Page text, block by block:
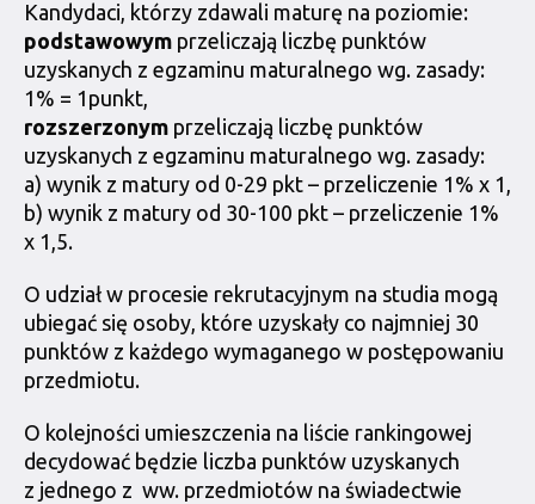
Kandydaci, którzy zdawali maturę na poziomie:
podstawowymprzeliczają liczbę punktów
uzyskanych z egzaminu maturalnego wg. zasady:
1% = 1punkt,
rozszerzonymprzeliczają liczbę punktów
uzyskanych z egzaminu maturalnego wg. zasady:
a) wynik z matury od 0-29 pkt – przeliczenie 1% x 1,
b) wynik z matury od 30-100 pkt – przeliczenie 1%
x 1,5.
O udział w procesie rekrutacyjnym na studia mogą
ubiegać się osoby, które uzyskały co najmniej 30
punktów z każdego wymaganego w postępowaniu
przedmiotu.
O kolejności umieszczenia na liście rankingowej
decydować będzie liczba punktów uzyskanych
z jednego z ww. przedmiotów na świadectwie